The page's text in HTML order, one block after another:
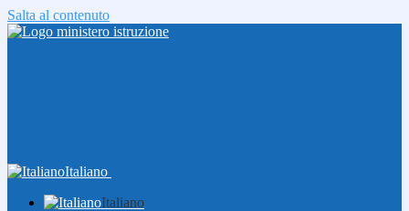
Salta al contenuto
Italiano
Italiano